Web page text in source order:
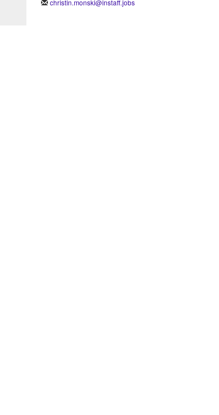
christin.monski@instaff.jobs